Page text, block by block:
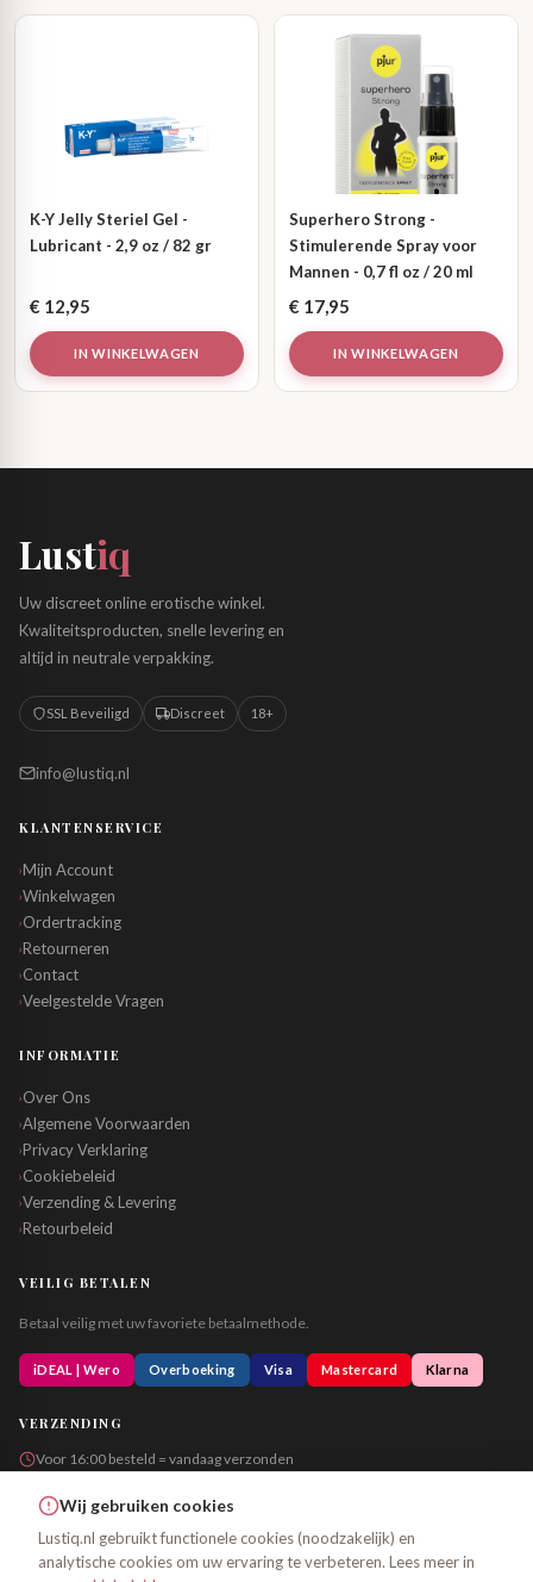
K-Y Jelly Steriel Gel -
Lubricant - 2,9 oz / 82 gr
€ 12,95
IN WINKELWAGEN
Superhero Strong -
Stimulerende Spray voor
Mannen - 0,7 fl oz / 20 ml
€ 17,95
IN WINKELWAGEN
Lustiq
Uw discreet online erotische winkel.
Kwaliteitsproducten, snelle levering en
altijd in neutrale verpakking.
SSL Beveiligd Discreet 18+
info@lustiq.nl
KLANTENSERVICE
›Mijn Account
›Winkelwagen
›Ordertracking
›Retourneren
›Contact
›Veelgestelde Vragen
INFORMATIE
›Over Ons
›Algemene Voorwaarden
›Privacy Verklaring
›Cookiebeleid
›Verzending & Levering
›Retourbeleid
VEILIG BETALEN
Betaal veilig met uw favoriete betaalmethode.
iDEAL | Wero Overboeking Visa Mastercard Klarna
VERZENDING
Voor 16:00 besteld = vandaag verzonden
Wij gebruiken cookies
Lustiq.nl gebruikt functionele cookies (noodzakelijk) en
analytische cookies om uw ervaring te verbeteren. Lees meer in